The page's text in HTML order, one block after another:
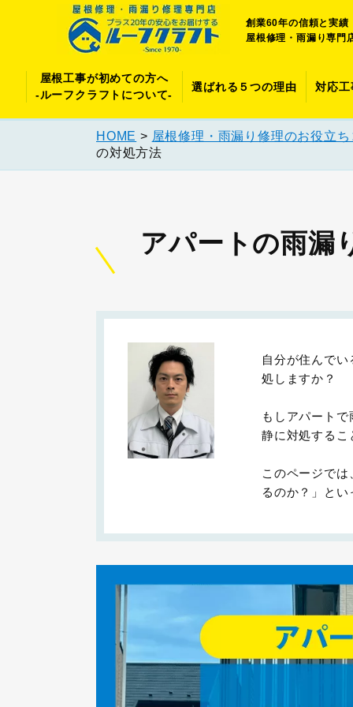
創業60年の信頼と実績
屋根修理・雨漏り専門
屋根工事が初めての方へ
-ルーフクラフトについて-
選ばれる５つの理由 対応
HOME > 屋根修理・雨漏り修理のお役立
の対処方法
アパートの雨漏
自分が住んで
処しますか？
もしアパート
静に対処するこ
このページで
るのか？」と